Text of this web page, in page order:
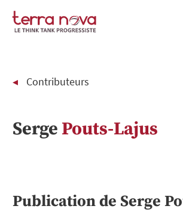
Contributeurs
Serge Pouts-Lajus
Publication de Serge